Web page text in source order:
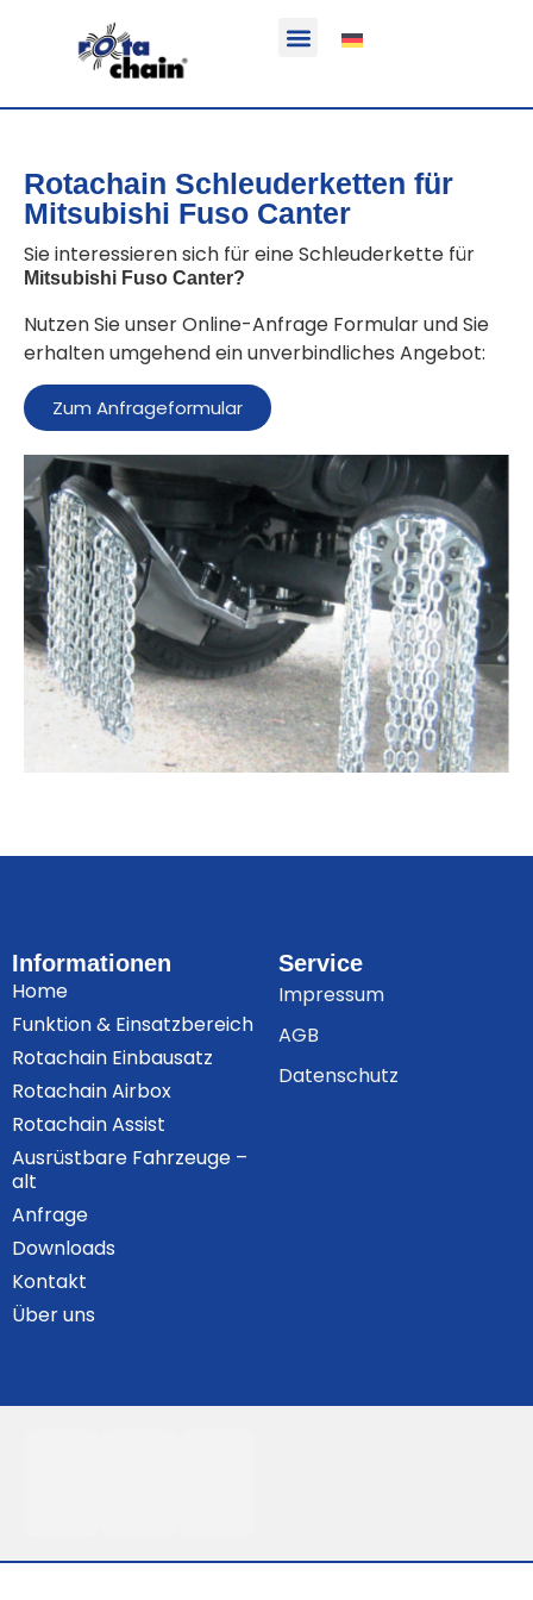
Rotachain Schleuderketten für
Mitsubishi Fuso Canter
Sie interessieren sich für eine Schleuderkette für
Mitsubishi Fuso Canter?
Nutzen Sie unser Online-Anfrage Formular und Sie
erhalten umgehend ein unverbindliches Angebot:
Zum Anfrageformular
Informationen
Home
Funktion & Einsatzbereich
Rotachain Einbausatz
Rotachain Airbox
Rotachain Assist
Ausrüstbare Fahrzeuge –
alt
Anfrage
Downloads
Kontakt
Über uns
Service
Impressum
AGB
Datenschutz